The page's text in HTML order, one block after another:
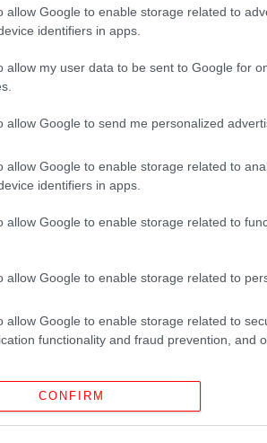
allow Google to enable storage related to
identifiers in apps.
allow my user data to be sent to Google for
allow Google to send me personalized
allow Google to enable storage related to
identifiers in apps.
allow Google to enable storage related to
allow Google to enable storage related to
allow Google to enable storage related to
functionality and fraud prevention, and
CONFIRM
ΣΠΟΡ 15/06/2026 17:55
Η πρώτη απόλυση στο
είναι γεγονός: Τέλος ο
ΣΠΟΡ 15/06/2026 06:57
Σουηδία-Τυνησία 5-1,
2026: Ένα δικό της παιδί
τελείωσε! [βίντεο]
Μουντιάλ 2026: Ο Αγιάρι
απέναντι στη χώρα